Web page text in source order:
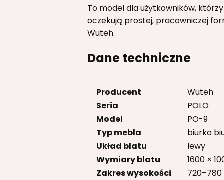
To model dla użytkowników,
oczekują prostej, pracowniczej
Wuteh.
Dane techniczne
Producent
Wuteh
Seria
POLO
Model
PO-9
Typ mebla
biurko
Układ blatu
lewy
Wymiary blatu
1600 ×
Zakres wysokości